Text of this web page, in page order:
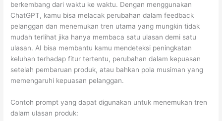
berkembang dari waktu ke waktu. Dengan menggunakan
ChatGPT, kamu bisa melacak perubahan dalam feedback
pelanggan dan menemukan tren utama yang mungkin tidak
mudah terlihat jika hanya membaca satu ulasan demi satu
ulasan. AI bisa membantu kamu mendeteksi peningkatan
keluhan terhadap fitur tertentu, perubahan dalam kepuasan
setelah pembaruan produk, atau bahkan pola musiman yang
memengaruhi kepuasan pelanggan.
Contoh prompt yang dapat digunakan untuk menemukan tren
dalam ulasan produk: